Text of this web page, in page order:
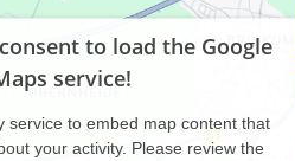
to load the Google
service!
service to embed map content that
your activity. Please review the